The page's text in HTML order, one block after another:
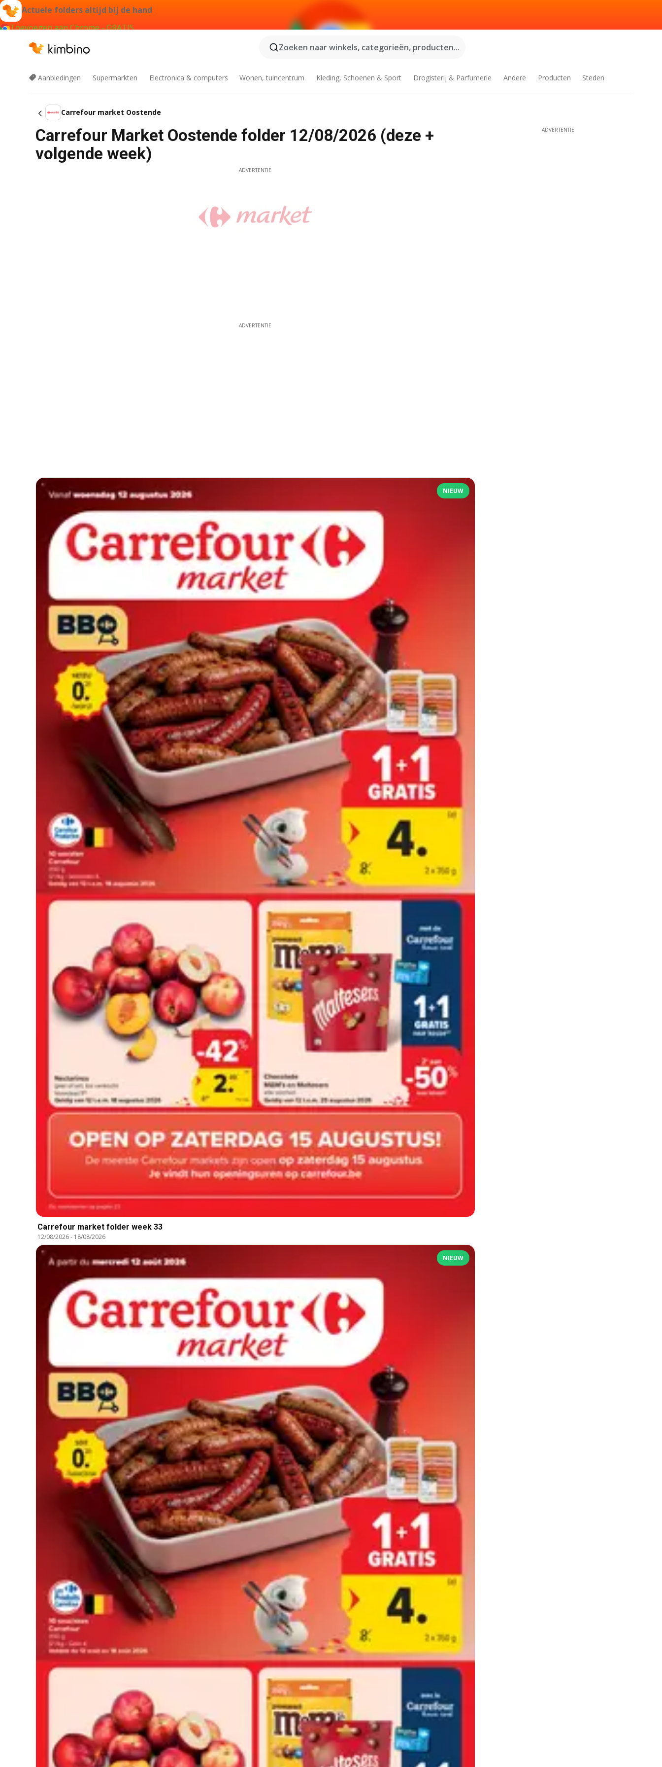
Actuele folders altijd bij de hand
Toevoegen aan Chrome - GRATIS
Zoeken naar winkels, categorieën, producten...
Aanbiedingen Supermarkten Electronica & computers Wonen, tuincentrum Kleding, Schoenen & Sport Drogisterij & Parfumerie Andere Producten Steden
Carrefour market Oostende
Carrefour Market Oostende folder 12/08/2026 (deze +
volgende week)
ADVERTENTIE
ADVERTENTIE
NIEUW
Carrefour market folder week 33
12/08/2026- 18/08/2026
NIEUW
ADVERTENTIE